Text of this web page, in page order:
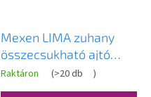
Mexen LIMA zuhany
összecsukható ajtó
zuhanykabinhoz 70 cm,
856-070-000-01-00
Raktáron (>20 db )